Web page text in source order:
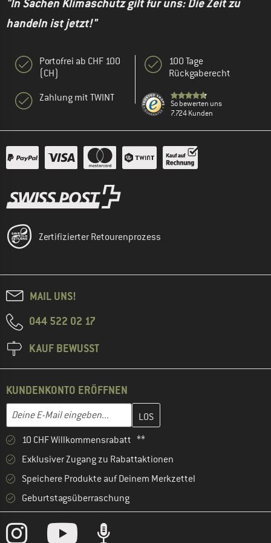
"In Sachen Klimaschutz gilt für uns: Die Zeit zu
handeln ist jetzt!"
Portofrei ab CHF 100
(CH)
Zahlung mit TWINT
100 Tage
Rückgaberecht
So bewerten uns
7.724 Kunden
Zertifizierter Retourenprozess
MAIL UNS!
044 522 02 17
KAUF BEWUSST
KUNDENKONTO ERÖFFNEN
E-Mail-Adresse
Gib hier deine E-Mail-Adresse ein und erstelle im nächsten
10 CHF Willkommensrabatt **
Exklusiver Zugang zu Rabattaktionen
Speichere Produkte auf Deinem Merkzettel
Geburtstagsüberraschung